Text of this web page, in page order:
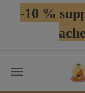
-10 %
